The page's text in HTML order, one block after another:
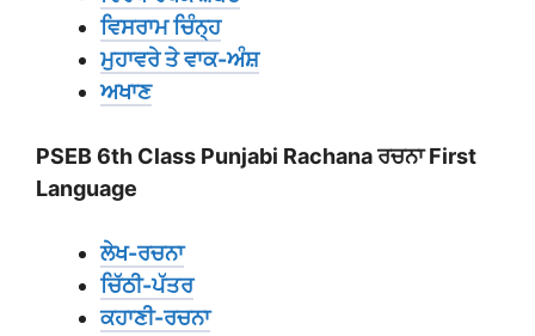
ਵਿਸਰਾਮ ਚਿੰਨ੍ਹ
ਮੁਹਾਵਰੇ ਤੇ ਵਾਕ-ਅੰਸ਼
ਅਖਾਣ
PSEB 6th Class Punjabi Rachana ਰਚਨਾ First
Language
ਲੇਖ-ਰਚਨਾ
ਚਿੱਠੀ-ਪੱਤਰ
ਕਹਾਣੀ-ਰਚਨਾ